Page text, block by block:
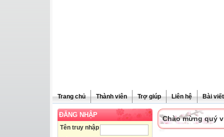
Trang chủ Thành viên Trợ giúp Liên hệ Bài viết
ĐĂNG NHẬP
Tên truy nhập
Chào mừng quý